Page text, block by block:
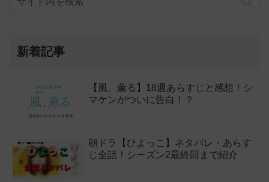
新着記事
【風、薫る】18週あらすじと感想！シ
マケンがついに告白！？
朝ドラ【ひよっこ】ネタバレ・あらす
じ全話！シーズン2最終回まで紹介